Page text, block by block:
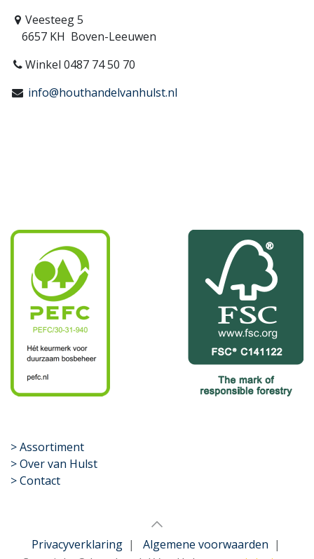
Veesteeg 5
6657 KH Boven-Leeuwen
Winkel 0487 74 50 70
info@houthandelvanhulst.nl
​>Assortiment
> Over van Hulst
> Contact
Privacyverklaring| Algemene voorwaarden |